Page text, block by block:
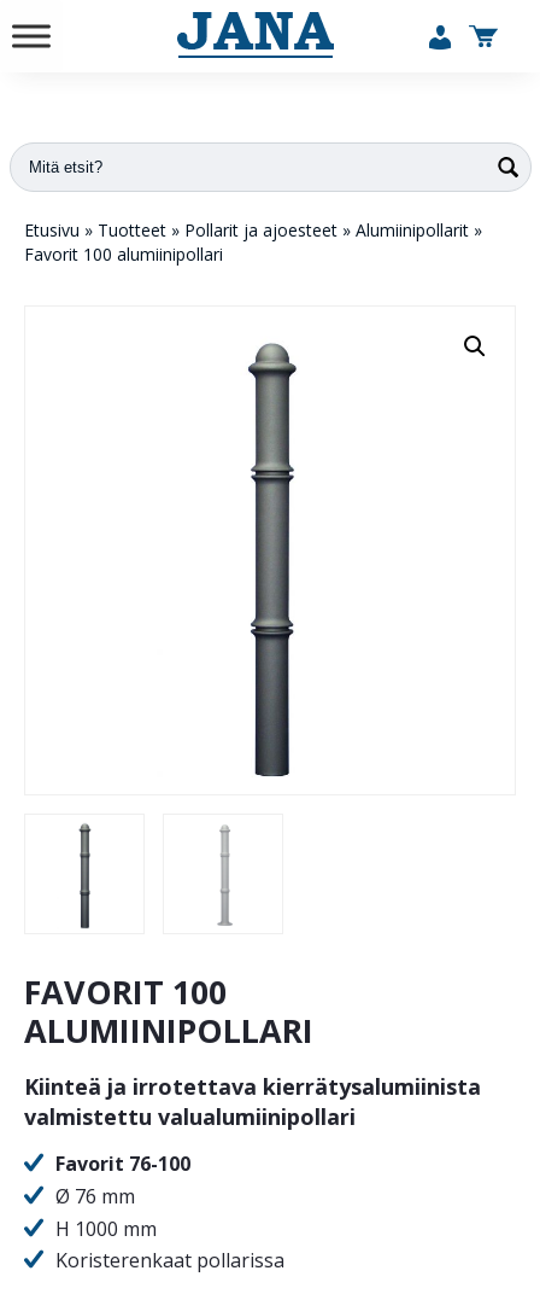
Etusivu » Tuotteet » Pollarit ja ajoesteet » Alumiinipollarit »
Favorit 100 alumiinipollari
FAVORIT 100
ALUMIINIPOLLARI
Kiinteä ja irrotettava kierrätysalumiinista
valmistettu valualumiinipollari
Favorit 76-100
Ø 76 mm
H 1000 mm
Koristerenkaat pollarissa